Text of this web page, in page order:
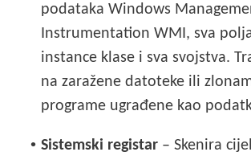
podataka Windows
Instrumentation WMI, sva
instance klase i sva svojstva.
na zaražene datoteke ili
programe ugrađene kao
• Sistemski registar – Skenira